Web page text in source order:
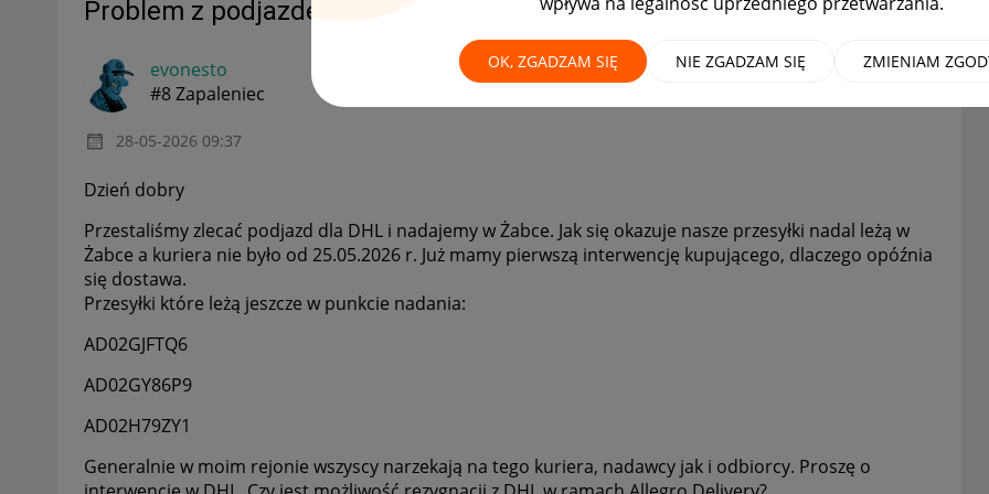
OK, ZGADZAM SIĘ NIE ZGADZAM SIĘ ZMIENIAM
Problem z podjazdem DHL MAMY ROZWIĄZANIE!
evonesto
#8 Zapaleniec
‎28-05-2026 09:37
Dzień dobry
Przestaliśmy zlecać podjazd dla DHL i nadajemy w Żabce. Jak się okazuje nasze przesyłki nadal leżą w
Żabce a kuriera nie było od 25.05.2026 r. Już mamy pierwszą interwencję kupującego, dlaczego opóźnia
się dostawa.
Przesyłki które leżą jeszcze w punkcie nadania:
AD02GJFTQ6
AD02GY86P9
AD02H79ZY1
Generalnie w moim rejonie wszyscy narzekają na tego kuriera, nadawcy jak i odbiorcy. Proszę o